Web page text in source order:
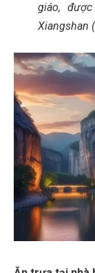
giáo,
Xiangshan